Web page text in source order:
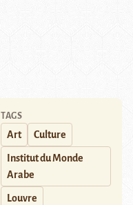
TAGS
Art Culture
Institut du Monde
Arabe
Louvre